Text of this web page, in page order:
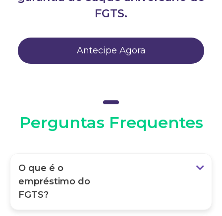
FGTS.
Antecipe Agora
Perguntas Frequentes
O que é o
empréstimo do
FGTS?